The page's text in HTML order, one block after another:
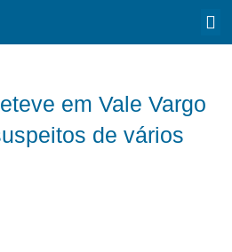
em Vale Vargo
de vários